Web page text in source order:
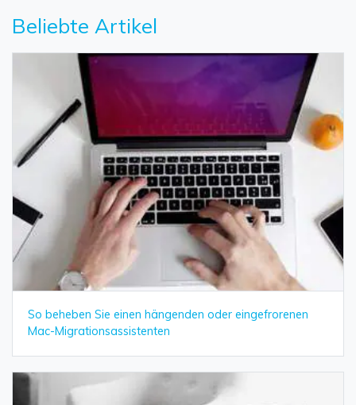
Beliebte Artikel
So beheben Sie einen hängenden oder eingefrorenen
Mac-Migrationsassistenten